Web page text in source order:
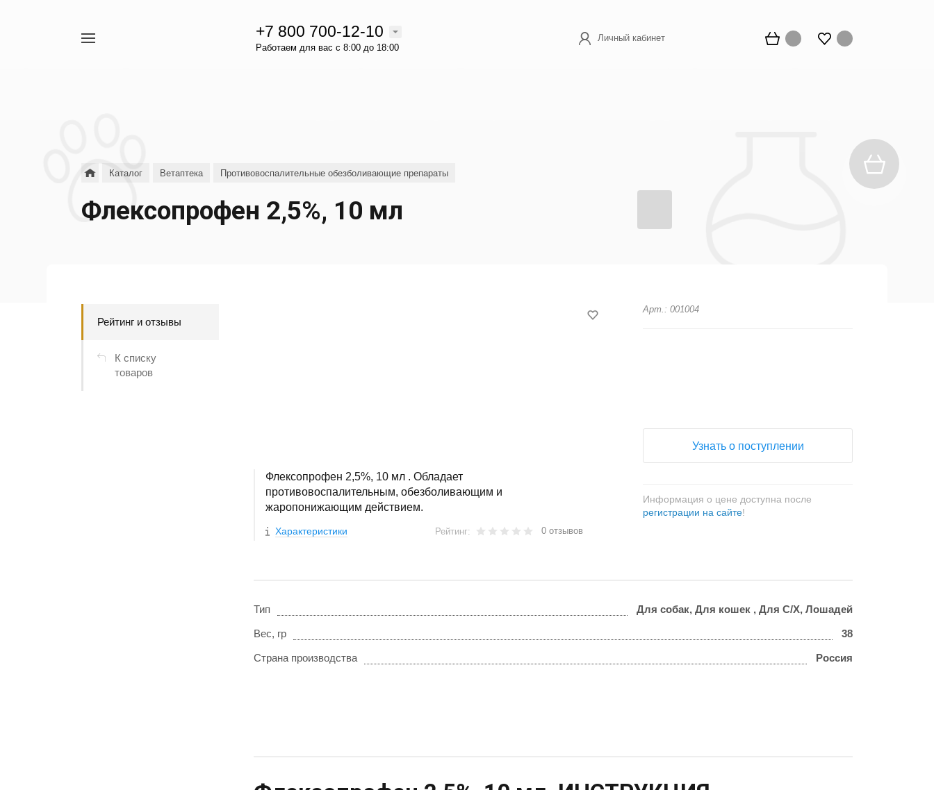
+7 800 700-12-10
Работаем для вас с 8:00 до 18:00
Личный кабинет
Каталог Ветаптека Противовоспалительные обезболивающие препараты
Флексопрофен 2,5%, 10 мл
Рейтинг и отзывы
К списку
товаров
Флексопрофен 2,5%, 10 мл . Обладает
противовоспалительным, обезболивающим и
жаропонижающим действием.
Характеристики Рейтинг: 0 отзывов
Арт.: 001004
Узнать о поступлении
Информация о цене доступна после
регистрации на сайте!
Тип Для собак, Для кошек , Для С/Х, Лошадей
Вес, гр 38
Страна производства Россия